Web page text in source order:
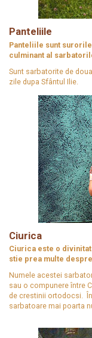
Panteliile
Panteliile sunt
culminant al
Sunt sarbatorite de
zile dupa Sfântul Ilie.
Ciurica
Ciurica este o
stie prea multe
Numele acestei
sau o compunere între
de crestinii ortodocsi.
sarbatoare mai poarta